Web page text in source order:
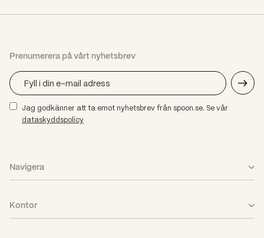
Prenumerera på vårt nyhetsbrev
Jag godkänner att ta emot nyhetsbrev från spoon.se. Se vår
dataskyddspolicy
Navigera
Case
Kontor